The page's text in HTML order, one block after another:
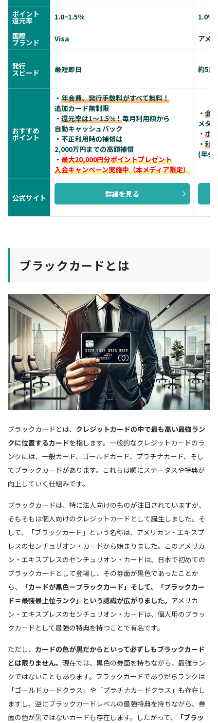
ポイント
還元率 1.0~1.5%
国際
ブランド Visa アメ
発行
スピード 最短即日 約5週
おすすめ
ポイント
・ 年会費、発行手数料がすべて無料！
追加カード無制限
・ 還元率は1～1.5%！毎月利用額から
自動キャッシュバック
・不正利用時の補償は
2,000万円までの高額補償
・ 最大20,000円分ポイントプレゼント
入会キャンペーン実施中（本メディア限定）
・ 会
メタ
・ ポ
・ 利
(年会
公式サイト 詳細を見る
ブラックカードとは
ブラックカードとは、 クレジットカードの中で最も高い最強ラン
クに位置するカードを指します。一般的なクレジットカードのラ
ンクには、一般カード、ゴールドカード、プラチナカード、そし
てブラックカードがあります。これらは順にステータスや特典が
向上していく仕組みです。
ブラックカードは、特に法人向けのものが注目されていますが、
そもそもは個人向けのクレジットカードとして誕生しました。そ
して、「ブラックカード」という名称は、アメリカン・エキスプ
レスのセンチュリオン・カードから始まりました。このアメリカ
ン・エキスプレスのセンチュリオン・カードは、日本で初めての
ブラックカードとして登場し、その券面が黒色であったことか
ら、
「カードが黒色＝ブラックカード」そして、「ブラックカー
ド＝最強最上位ランク」という認識が広がりました。 アメリカ
ン・エキスプレスのセンチュリオン・カードは、個人用のブラッ
クカードとして最強の特典を持つことで有名です。
ただし、 カードの色が黒だからといって必ずしもブラックカード
とは限りません。 現在では、黒色の券面を持ちながら、最強ラン
クではないこともあります。ブラックカードでありがらランクは
「ゴールドカードクラス」や「プラチナカードクラス」も存在し
ますし、逆にブラックカードレベルの最強特典を持ちながら、券
面の色が黒ではないカードも存在します。したがって、
「ブラッ